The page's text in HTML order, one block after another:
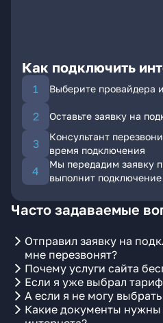
Как подключить
Выберите провайдера
Оставьте заявку на
Консультант
время подключения
Мы передадим заявку
выполнит подключение
Часто задаваемые
Отправил заявку на
мне перезвонят?
Почему услуги сайта
Если я уже выбрал
А если я не могу
Какие документы нужны